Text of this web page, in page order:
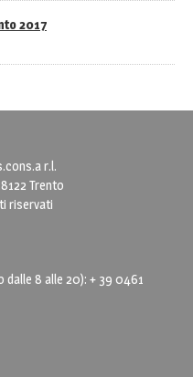
2017
r.l.
Trento
riservati
dalle 8 alle 20): + 39 0461